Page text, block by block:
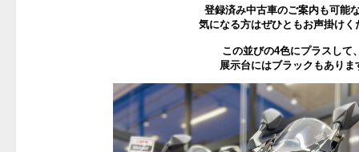
登録済み中古車のご案内も可能
気になる方はぜひともお声掛けく
この並びの4色にプラスして
展示台にはブラックもありま